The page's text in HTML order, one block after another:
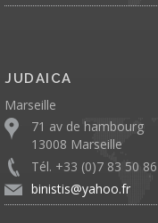
JUDAICA
Marseille
71 av de hambourg
13008 Marseille
Tél. +33 (0)7 83 50
binistis@yahoo.fr